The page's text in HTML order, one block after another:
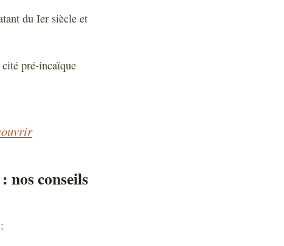
du Ier siècle et
pré-incaïque
nos conseils